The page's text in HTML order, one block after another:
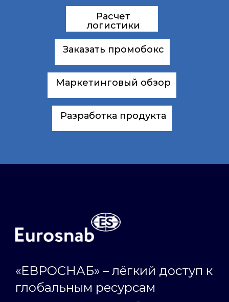
Расчет
логистики
Заказать промобокс
Маркетинговый обзор
Разработка продукта
«ЕВРОСНАБ» – лёгкий доступ к
глобальным ресурсам